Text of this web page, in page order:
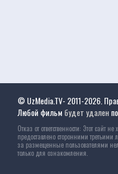
© UzMedia.TV- 2011-2026.
Любой фильм будет удален
Отказ от ответственности: Этот сайт
предоставлено сторонними третьими
за размещенные пользователями
только для ознакомления.